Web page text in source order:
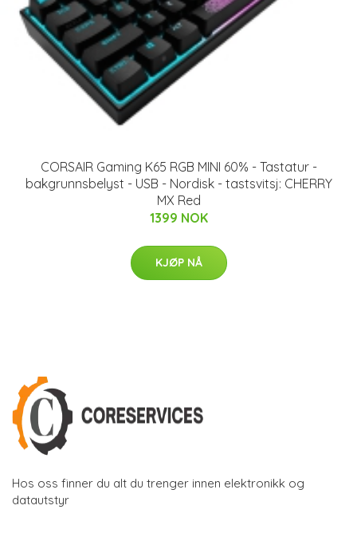
CORSAIR Gaming K65 RGB MINI 60% - Tastatur -
bakgrunnsbelyst - USB - Nordisk - tastsvitsj: CHERRY
MX Red
1399 NOK
KJØP NÅ
Hos oss finner du alt du trenger innen elektronikk og
datautstyr